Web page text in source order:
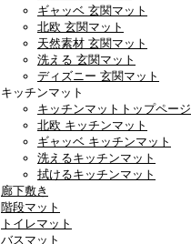
ギャッベ 玄関マット
北欧 玄関マット
天然素材 玄関マット
洗える 玄関マット
ディズニー 玄関マット
キッチンマット
キッチンマットトップページ
北欧 キッチンマット
ギャッベ キッチンマット
洗えるキッチンマット
拭けるキッチンマット
廊下敷き
階段マット
トイレマット
バスマット